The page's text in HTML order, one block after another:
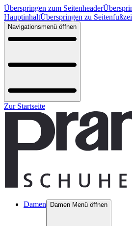
Überspringen zum Seitenheader
HauptinhaltÜberspringen zu
Navigationsmenü öffnen
Zur Startseite
Damen Damen Menü öffnen